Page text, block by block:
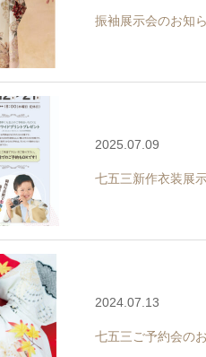
振袖展示会のお知
2025.07.09
七五三新作衣装展
2024.07.13
七五三ご予約会の